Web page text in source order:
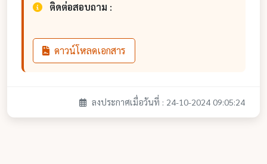
ติดต่อสอบถาม :
ดาวน์โหลดเอกสาร
ลงประกาศเมื่อวันที่ : 24-10-2024 09:05:24